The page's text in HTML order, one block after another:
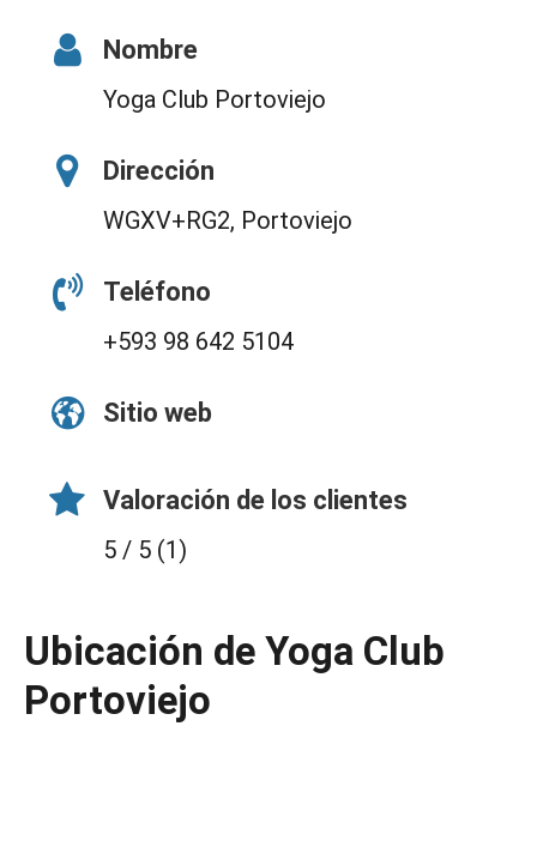
Nombre
Yoga Club Portoviejo
Dirección
WGXV+RG2, Portoviejo
Teléfono
+593 98 642 5104
Sitio web
Valoración de los clientes
5 / 5 (1)
Ubicación de Yoga Club
Portoviejo